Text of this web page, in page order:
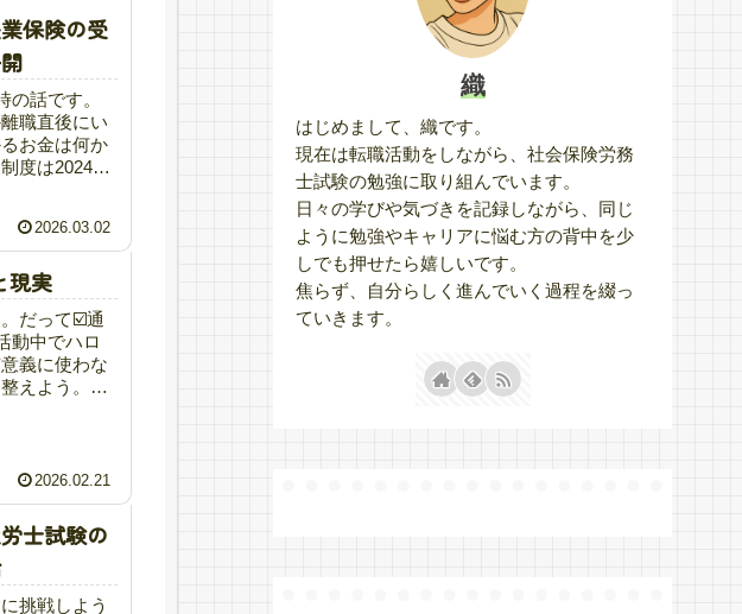
保険の受
話です。
職直後にい
お金は何か
度は2024〜
2026.03.02
現実
だって☑️通
動中でハロ
義に使わな
えよう。自
2026.02.21
士試験の
挑戦しよう
織
はじめまして、織です。
現在は転職活動をしながら、社会保険労務
士試験の勉強に取り組んでいます。
日々の学びや気づきを記録しながら、同じ
ように勉強やキャリアに悩む方の背中を少
しでも押せたら嬉しいです。
焦らず、自分らしく進んでいく過程を綴っ
ていきます。